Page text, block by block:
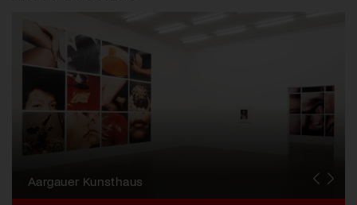
Künstlerin
Aargauer Kunsthaus
Gewerbemuseum Winterthur
Liste Art Fair Basel
Bündner Kunstmuseum
Künstler:innen Portraits
Junge Schweizer Kunst
Vögele Kultur Zentrum
Nidwaldner Museum
Haus für Kunst Uri